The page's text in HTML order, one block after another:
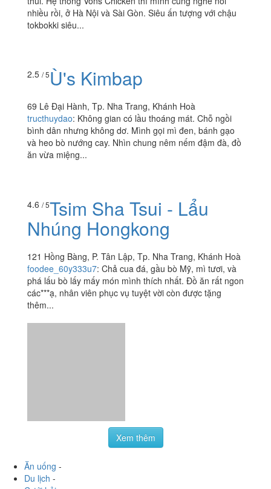
109A Nguyễn Thị Minh Khai, P. Phước Hòa, Tp. Nha
Trang, Khánh Hoà
tokbokki siêu...
2.5/ 5Ù's Kimbap
69 Lê Đại Hành, Tp. Nha Trang, Khánh Hoà
ăn vừa miệng...
4.6 / 5Tsim Sha Tsui - Lẩu
Nhúng Hongkong
121 Hồng Bàng, P. Tân Lập, Tp. Nha Trang, Khánh Hoà
Ăn uống-
Làm đẹp
Vui chơi-
Mua sắm